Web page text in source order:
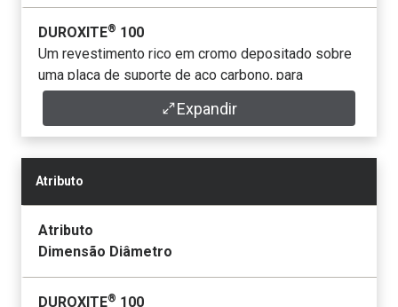
DUROXITE® 100
Um revestimento rico em cromo depositado sobre
uma placa de suporte de aço carbono, para
combater o desgaste por deslizamento e
aplicações de impacto moderado a baixo de até
350 ˚C
CHAPA DE BASE DUROXITE
HARDOX®
Um revestimento rico em cromo depositado sobre
a chapa de base Hardox
®
Expandir
Atributo
Atributo
Dimensão Diâmetro
DUROXITE® 100